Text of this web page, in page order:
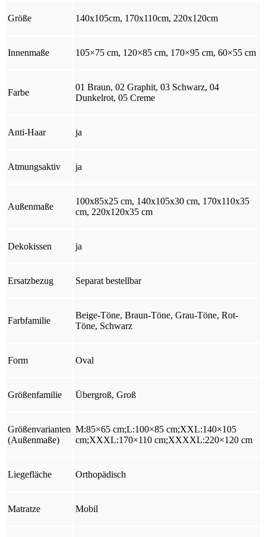
Größe 140x105cm, 170x110cm, 220x120cm
Innenmaße 105×75 cm, 120×85 cm, 170×95 cm, 60×55 cm
Farbe
01 Braun, 02 Graphit, 03 Schwarz, 04
Dunkelrot, 05 Creme
Anti-Haar ja
Atmungsaktiv ja
Außenmaße
100x85x25 cm, 140x105x30 cm, 170x110x35
cm, 220x120x35 cm
Dekokissen ja
Ersatzbezug Separat bestellbar
Farbfamilie
Beige-Töne, Braun-Töne, Grau-Töne, Rot-
Töne, Schwarz
Form Oval
Größenfamilie Übergroß, Groß
Größenvarianten
(Außenmaße)
M:85×65 cm;L:100×85 cm;XXL:140×105
cm;XXXL:170×110 cm;XXXXL:220×120 cm
Liegefläche Orthopädisch
Matratze Mobil